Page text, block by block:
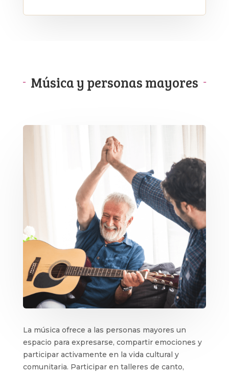
Música y personas mayores
La música ofrece a las personas mayores un
espacio para expresarse, compartir emociones y
participar activamente en la vida cultural y
comunitaria. Participar en talleres de canto,